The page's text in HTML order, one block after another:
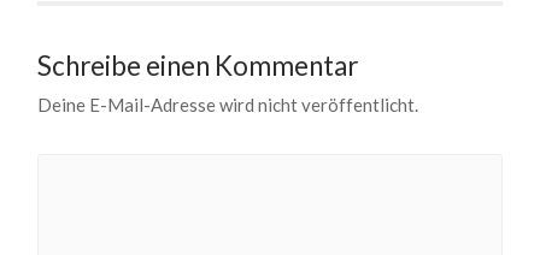
Schreibe einen Kommentar
Deine E-Mail-Adresse wird nicht veröffentlicht.